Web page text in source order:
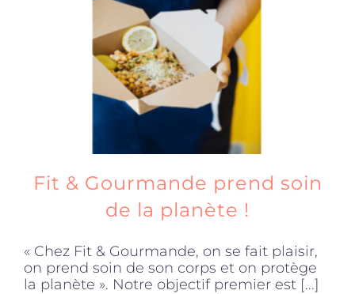
Produits sains
Click and collect
Accessoires
Fit & Gourmande prend soin
de la planète !
« Chez Fit & Gourmande, on se fait plaisir,
on prend soin de son corps et on protège
la planète ». Notre objectif premier est [...]